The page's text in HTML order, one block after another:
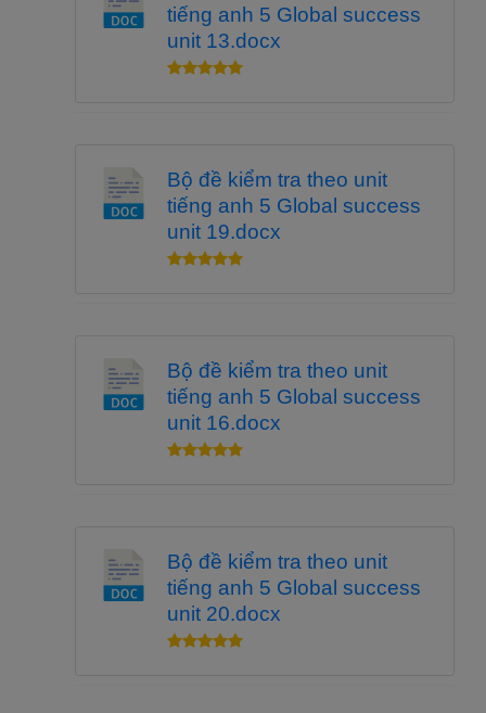
tiếng anh 5 Global success
unit 13.docx
Bộ đề kiểm tra theo unit
tiếng anh 5 Global success
unit 19.docx
Bộ đề kiểm tra theo unit
tiếng anh 5 Global success
unit 16.docx
Bộ đề kiểm tra theo unit
tiếng anh 5 Global success
unit 20.docx